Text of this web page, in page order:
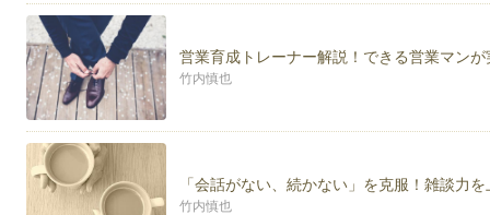
営業育成トレーナー解説！できる営業マン
竹内慎也
「会話がない、続かない」を克服！雑談力
竹内慎也